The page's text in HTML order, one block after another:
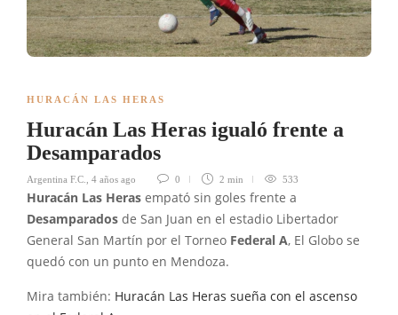
HURACÁN LAS HERAS
Huracán Las Heras igualó frente a
Desamparados
Argentina F.C. 4 años ago 0 2 min 533
Huracán Las Heras empató sin goles frente a
Desamparados de San Juan en el estadio Libertador
General San Martín por el Torneo Federal A, El Globo se
quedó con un punto en Mendoza.
Mira también: Huracán Las Heras sueña con el ascenso